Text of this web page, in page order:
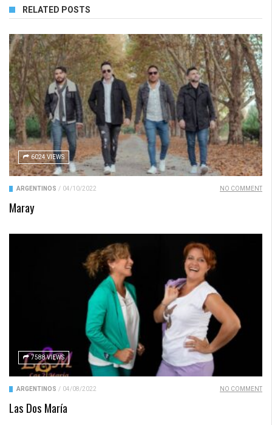
RELATED POSTS
6024 VIEWS
ARGENTINOS / 04/10/2022 NO COMMENT
Maray
7588 VIEWS
ARGENTINOS / 04/08/2022 NO COMMENT
Las Dos María